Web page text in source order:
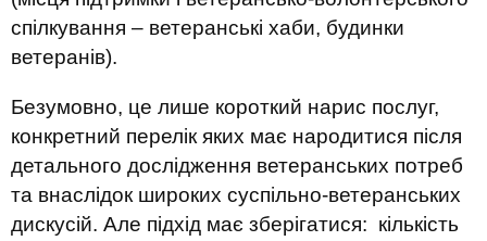
спілкування – ветеранські хаби, будинки
ветеранів).
Безумовно, це лише короткий нарис послуг,
конкретний перелік яких має народитися після
детального дослідження ветеранських потреб
та внаслідок широких суспільно-ветеранських
дискусій. Але підхід має зберігатися: кількість